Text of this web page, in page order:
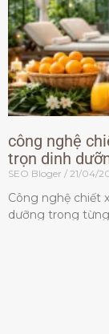
công nghệ
trọn dinh
SEO Bloger 21/04/
Công nghệ chiết
dưỡng trong